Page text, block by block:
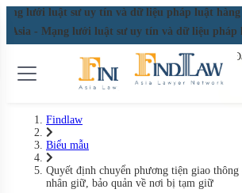
lưới luật sư uy tín và dữ liệu pháp luật hàng
Asia - Mạng lưới luật sư uy tín và dữ liệu pháp
Findlaw
Biểu mẫu
Quyết định chuyển phương tiện giao
nhân giữ, bảo quản về nơi bị tạm giữ